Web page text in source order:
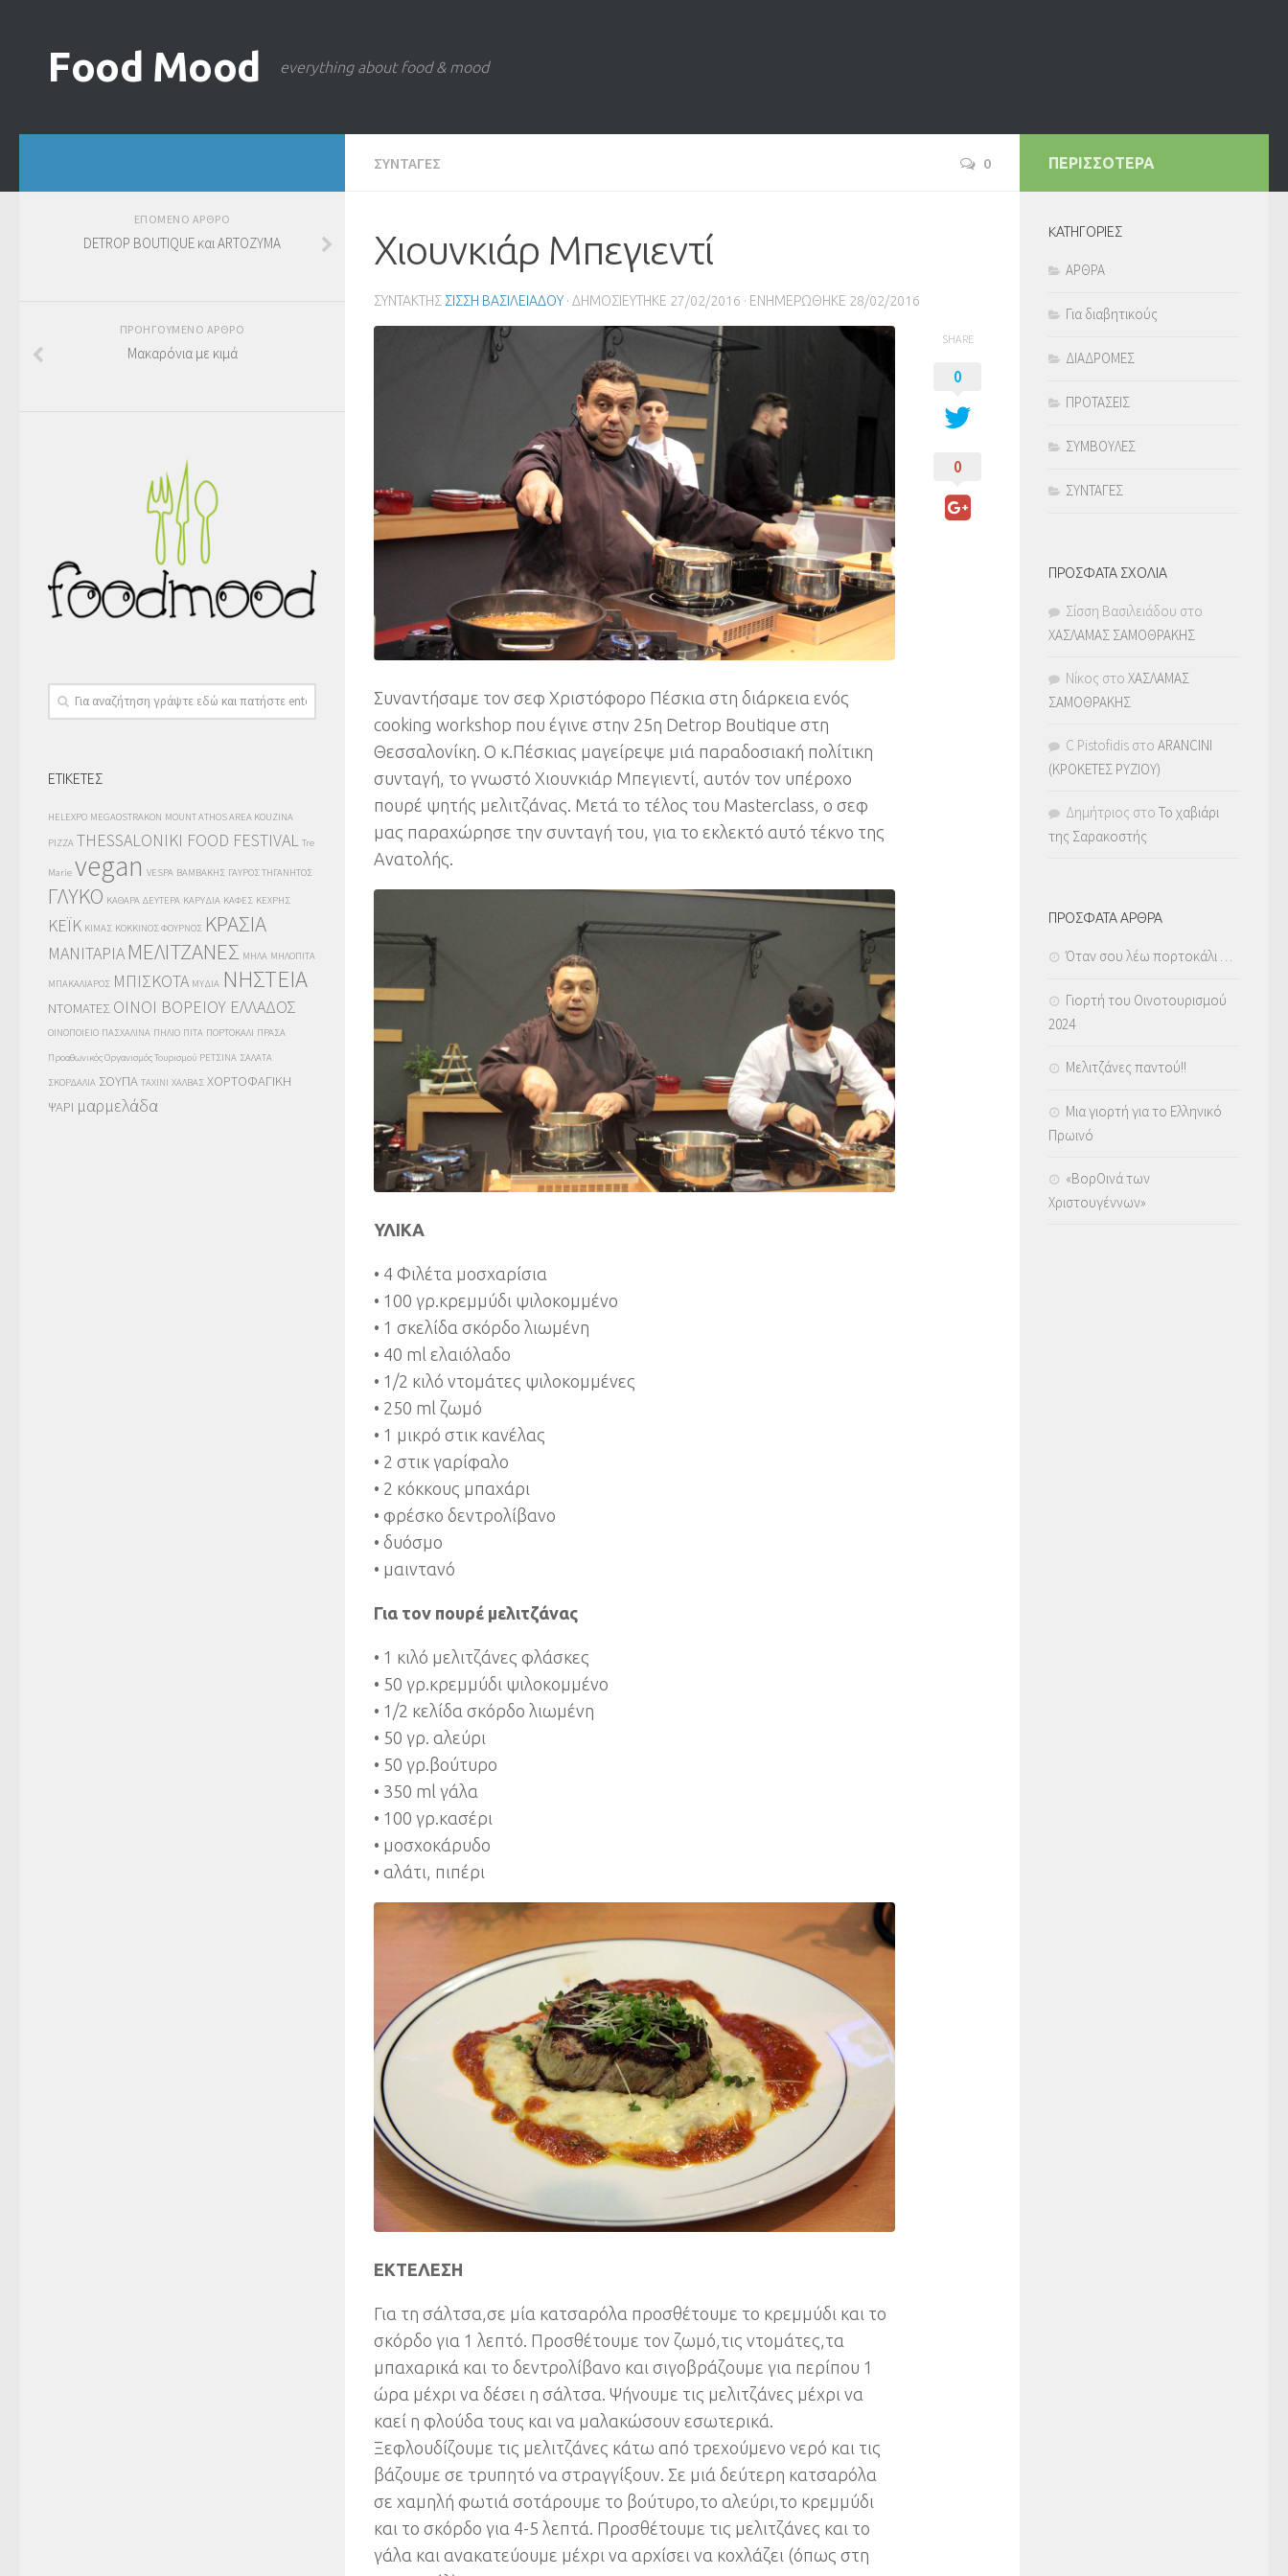
Food Mood everything about food & mood
ΣΥΝΤΑΓΕΣ 0
Χιουνκιάρ Μπεγιεντί
ΣΥΝΤΑΚΤΗΣ ΣΙΣΣΗ ΒΑΣΙΛΕΙΑΔΟΥ · ΔΗΜΟΣΙΕΥΤΗΚΕ 27/02/2016 · ΕΝΗΜΕΡΩΘΗΚΕ 28/02/2016
Συναντήσαμε τον σεφ Χριστόφορο Πέσκια στη διάρκεια ενός
cooking workshop που έγινε στην 25η Detrop Boutique στη
Θεσσαλονίκη. Ο κ.Πέσκιας μαγείρεψε μιά παραδοσιακή πολίτικη
συνταγή, το γνωστό Χιουνκιάρ Μπεγιεντί, αυτόν τον υπέροχο
πουρέ ψητής μελιτζάνας. Μετά το τέλος του Μasterclass, ο σεφ
μας παραχώρησε την συνταγή του, για το εκλεκτό αυτό τέκνο της
Ανατολής.
ΥΛΙΚΑ
• 4 Φιλέτα μοσχαρίσια
• 100 γρ.κρεμμύδι ψιλοκομμένο
• 1 σκελίδα σκόρδο λιωμένη
• 40 ml ελαιόλαδο
• 1/2 κιλό ντομάτες ψιλοκομμένες
• 250 ml ζωμό
• 1 μικρό στικ κανέλας
• 2 στικ γαρίφαλο
• 2 κόκκους μπαχάρι
• φρέσκο δεντρολίβανο
• δυόσμο
• μαιντανό
Για τον πουρέ μελιτζάνας
• 1 κιλό μελιτζάνες φλάσκες
• 50 γρ.κρεμμύδι ψιλοκομμένο
• 1/2 κελίδα σκόρδο λιωμένη
• 50 γρ. αλεύρι
• 50 γρ.βούτυρο
• 350 ml γάλα
• 100 γρ.κασέρι
• μοσχοκάρυδο
• αλάτι, πιπέρι
ΕΚΤΕΛΕΣΗ
Για τη σάλτσα,σε μία κατσαρόλα προσθέτουμε το κρεμμύδι και το
σκόρδο για 1 λεπτό. Προσθέτουμε τον ζωμό,τις ντομάτες,τα
μπαχαρικά και το δεντρολίβανο και σιγοβράζουμε για περίπου 1
ώρα μέχρι να δέσει η σάλτσα. Ψήνουμε τις μελιτζάνες μέχρι να
καεί η φλούδα τους και να μαλακώσουν εσωτερικά.
Ξεφλουδίζουμε τις μελιτζάνες κάτω από τρεχούμενο νερό και τις
βάζουμε σε τρυπητό να στραγγίξουν. Σε μιά δεύτερη κατσαρόλα
σε χαμηλή φωτιά σοτάρουμε το βούτυρο,το αλεύρι,το κρεμμύδι
και το σκόρδο για 4-5 λεπτά. Προσθέτουμε τις μελιτζάνες και το
γάλα και ανακατεύουμε μέχρι να αρχίσει να κοχλάζει (όπως στη
SHARE
0
0
ΕΠΟΜΕΝΟ ΑΡΘΡΟ
DETROP BOUTIQUE και ARTOZYMA
ΠΡΟΗΓΟΥΜΕΝΟ ΑΡΘΡΟ
Μακαρόνια με κιμά
ΕΤΙΚΕΤΕΣ
HELEXPO MEGAOSTRAKON MOUNT ATHOS AREA KOUZINA
PIZZA THESSALONIKI FOOD FESTIVAL Tre
Marie vegan VESPA ΒΑΜΒΑΚΗΣ ΓΑΥΡΟΣ ΤΗΓΑΝΗΤΟΣ
ΓΛΥΚΟ ΚΑΘΑΡΑ ΔΕΥΤΕΡΑ ΚΑΡΥΔΙΑ ΚΑΦΕΣ ΚΕΧΡΗΣ
ΚΕΪΚ ΚΙΜΑΣ ΚΟΚΚΙΝΟΣ ΦΟΥΡΝΟΣ ΚΡΑΣΙΑ
ΜΑΝΙΤΑΡΙΑ ΜΕΛΙΤΖΑΝΕΣ ΜΗΛΑ ΜΗΛΟΠΙΤΑ
ΜΠΑΚΑΛΙΑΡΟΣ ΜΠΙΣΚΟΤΑ ΜΥΔΙΑ ΝΗΣΤΕΙΑ
ΝΤΟΜΑΤΕΣ ΟΙΝΟΙ ΒΟΡΕΙΟΥ ΕΛΛΑΔΟΣ
ΟΙΝΟΠΟΙΕΙΟ ΠΑΣΧΑΛΙΝΑ ΠΗΛΙΟ ΠΙΤΑ ΠΟΡΤΟΚΑΛΙ ΠΡΑΣΑ
Προαθωνικός Οργανισμός Τουρισμού ΡΕΤΣΙΝΑ ΣΑΛΑΤΑ
ΣΚΟΡΔΑΛΙΑ ΣΟΥΠΑ ΤΑΧΙΝΙ ΧΑΛΒΑΣ ΧΟΡΤΟΦΑΓΙΚΗ
ΨΑΡΙ μαρμελάδα
ΠΕΡΙΣΣΟΤΕΡΑ
KΑΤΗΓΟΡΙΕΣ
ΑΡΘΡΑ
Για διαβητικούς
ΔΙΑΔΡΟΜΕΣ
ΠΡΟΤΑΣΕΙΣ
ΣΥΜΒΟΥΛΕΣ
ΣΥΝΤΑΓΕΣ
ΠΡΟΣΦΑΤΑ ΣΧΟΛΙΑ
Σίσση Βασιλειάδου στο
ΧΑΣΛΑΜΑΣ ΣΑΜΟΘΡΑΚΗΣ
Νίκος στο ΧΑΣΛΑΜΑΣ
ΣΑΜΟΘΡΑΚΗΣ
C Pistofidis στο ARANCINI
(ΚΡΟΚΕΤΕΣ ΡΥΖΙΟΥ)
Δημήτριος στο Το χαβιάρι
της Σαρακοστής
ΠΡΟΣΦΑΤΑ ΑΡΘΡΑ
Όταν σου λέω πορτοκάλι …
Γιορτή του Οινοτουρισμού
2024
Μελιτζάνες παντού!!
Μια γιορτή για το Ελληνικό
Πρωινό
«ΒορΟινά των
Χριστουγέννων»